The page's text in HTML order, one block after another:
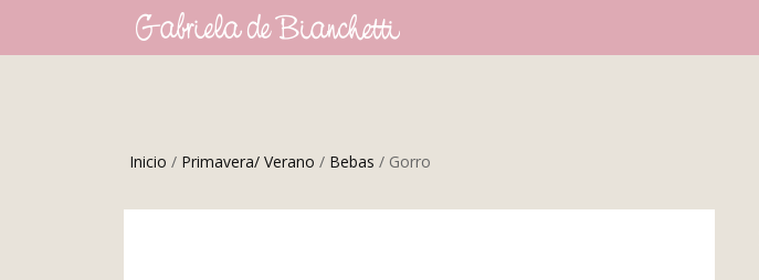
Inicio / Primavera/ Verano / Bebas / Gorro